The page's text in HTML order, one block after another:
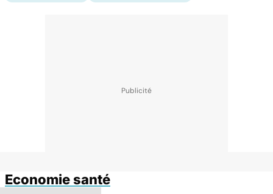
Economie santé